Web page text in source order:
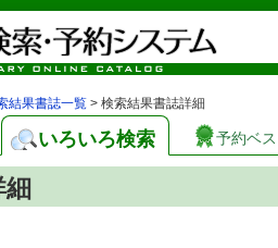
結果書誌一覧 > 検索結果書誌詳細
いろいろ検索 予約ベ
細